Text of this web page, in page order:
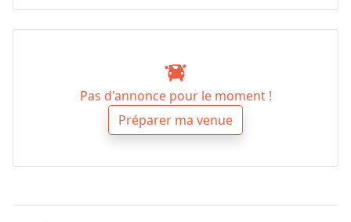
Pas d'annonce pour le moment !
Préparer ma venue